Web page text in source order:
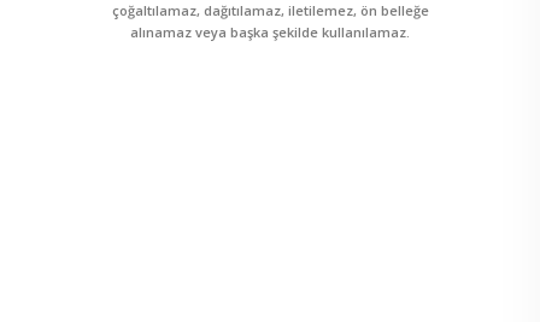
çoğaltılamaz, dağıtılamaz, iletilemez, ön belleğe
alınamaz veya başka şekilde kullanılamaz.